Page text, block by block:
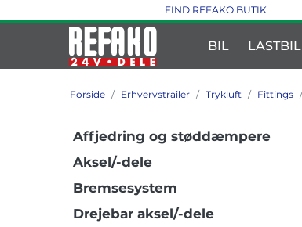
FIND REFAKO BUTIK
BIL LASTBIL
Forside Erhvervstrailer Trykluft Fittings
Affjedring og støddæmpere
Aksel/-dele
Bremsesystem
Drejebar aksel/-dele